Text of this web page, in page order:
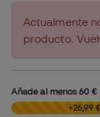
Actualmente
producto.
Añade al menos60 €
0,00 € +26,99 €